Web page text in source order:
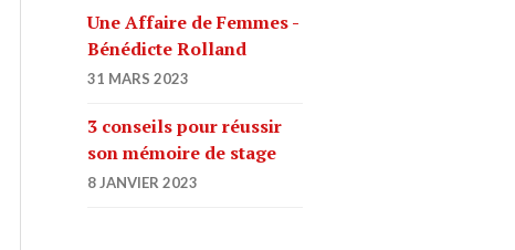
cinéma à ne pas manquer !
Une Affaire de Femmes -
Bénédicte Rolland
31 MARS 2023
3 conseils pour réussir
son mémoire de stage
8 JANVIER 2023